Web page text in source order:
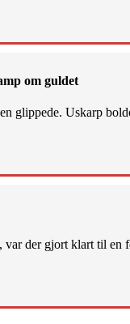
om guldet
glippede. Uskarp
der gjort klart til en